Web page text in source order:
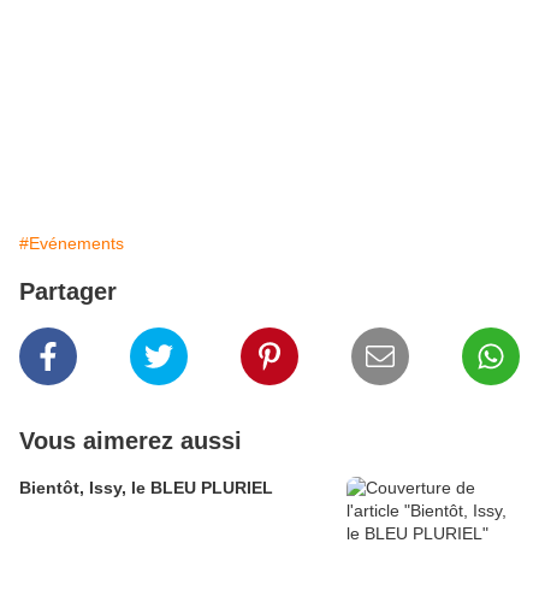
#Evénements
Partager
Vous aimerez aussi
Bientôt, Issy, le BLEU PLURIEL